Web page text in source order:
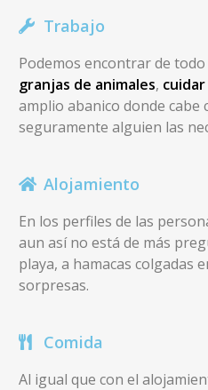
Trabajo
Podemos encontrar de
granjas de animales,
amplio abanico donde
seguramente alguien las
Alojamiento
En los perfiles de las
aun así no está de más
playa, a hamacas colgadas
sorpresas.
Comida
Al igual que con el